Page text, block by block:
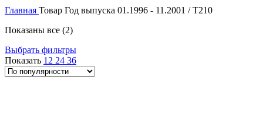
Главная Товар Год выпуска 01.1996 - 11.2001 / T210
Показаны все (2)Сортировка:
популярности
Выбрать фильтры
Показать 12 24 36